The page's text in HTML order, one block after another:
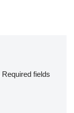
Required fields